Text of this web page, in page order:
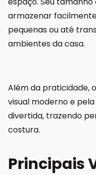
armazenar
pequenas ou até
ambientes da casa.
Além da praticidade,
visual moderno e
divertida, trazendo
costura.
Principais